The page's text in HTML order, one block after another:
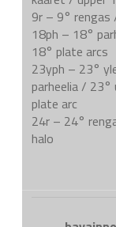
9r – 9° rengas
18ph – 18°
18° plate arcs
23yph – 23°
parheelia / 23°
plate arc
24r – 24°
halo